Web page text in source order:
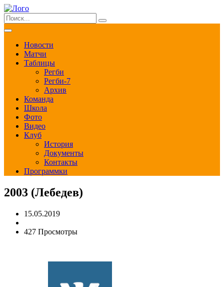
Новости
Матчи
Таблицы
Регби
Регби-7
Архив
Команда
Школа
Фото
Видео
Клуб
История
Документы
Контакты
Программки
2003 (Лебедев)
15.05.2019
427 Просмотры